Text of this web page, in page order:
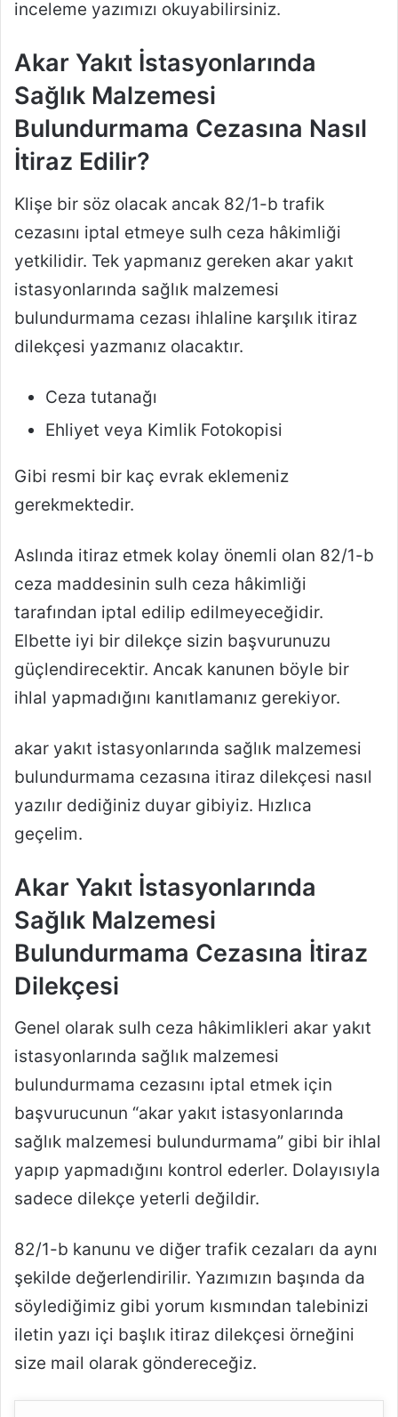
inceleme yazımızı okuyabilirsiniz.
Akar Yakıt İstasyonlarında
Sağlık Malzemesi
Bulundurmama Cezasına Nasıl
İtiraz Edilir?
Klişe bir söz olacak ancak 82/1-b trafik
cezasını iptal etmeye sulh ceza hâkimliği
yetkilidir. Tek yapmanız gereken akar yakıt
istasyonlarında sağlık malzemesi
bulundurmama cezası ihlaline karşılık itiraz
dilekçesi yazmanız olacaktır.
Ceza tutanağı
Ehliyet veya Kimlik Fotokopisi
Gibi resmi bir kaç evrak eklemeniz
gerekmektedir.
Aslında itiraz etmek kolay önemli olan 82/1-b
ceza maddesinin sulh ceza hâkimliği
tarafından iptal edilip edilmeyeceğidir.
Elbette iyi bir dilekçe sizin başvurunuzu
güçlendirecektir. Ancak kanunen böyle bir
ihlal yapmadığını kanıtlamanız gerekiyor.
akar yakıt istasyonlarında sağlık malzemesi
bulundurmama cezasına itiraz dilekçesi nasıl
yazılır dediğiniz duyar gibiyiz. Hızlıca
geçelim.
Akar Yakıt İstasyonlarında
Sağlık Malzemesi
Bulundurmama Cezasına İtiraz
Dilekçesi
Genel olarak sulh ceza hâkimlikleri akar yakıt
istasyonlarında sağlık malzemesi
bulundurmama cezasını iptal etmek için
başvurucunun “akar yakıt istasyonlarında
sağlık malzemesi bulundurmama” gibi bir ihlal
yapıp yapmadığını kontrol ederler. Dolayısıyla
sadece dilekçe yeterli değildir.
82/1-b kanunu ve diğer trafik cezaları da aynı
şekilde değerlendirilir. Yazımızın başında da
söylediğimiz gibi yorum kısmından talebinizi
iletin yazı içi başlık itiraz dilekçesi örneğini
size mail olarak göndereceğiz.